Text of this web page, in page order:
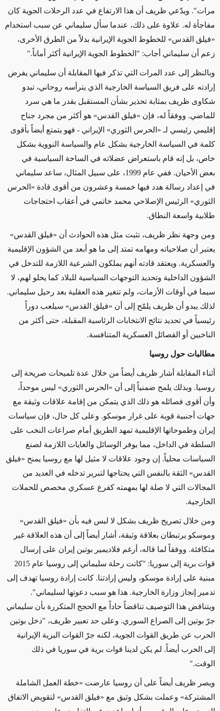
مرات". ويدّعي ظريف أن هذا الارتفاع في عدد الرحلات الجوية كان
مفاجأة له. علاوة على ذلك، عندما سأل سليماني عن سبب استخدام
«فيلق القدس» للخطوط الجوية الإيرانية بدلاً من الطرق الأخرى،
زعم أن سليماني أجاب: "الخطوط الجوية الإيرانية أكثر أماناً."
وبالنظر إلى عدد المرات التي تذكر فيها المقابلة أن سليماني يفرض
إرادته على فريق السياسة الخارجية الذي يترأسه روحاني، تبدو
شكاوى ظريف بمثابة تحذير بشأن المستقبل بقدر ما هي سرد
للماضي. ووفقاً له، فإن «فيلق القدس» هو أكثر من مجرد جناح
إقليمي رئيسي لـ « الحرس الثوري» الإيراني - فهو يتمتع أيضاً بأقوى
كلمة في السياسة الخارجية بشكل عام والسياسة النووية بشكل
خاص، بل إنه قام باستعراض عضلاته في الساحة السياسية في
بعض الأحيان
. ففي عام 1999، على سبيل المثال، ساعد سليماني
في إعداد رسالة هدد فيها خمسة وعشرون من أقوى قادة « الحرس
الثوري» الرئيس الإصلاحي محمد خاتمي في أعقاب احتجاجات
طلابية واسعة النطاق.
ومن وجهة نظر ظريف، تثبت مثل هذه الحوادث أن «فيلق القدس»
يعتبر أن صلاحياته ومهامه تمتد إلى ما هو أبعد من الشؤون الإقليمية
والعسكرية. ويعتقد قادته أنهم يملكون الشرعية اللازمة للتدخل في
الشؤون الداخلية وتحديد التوجهات السياسية للبلاد كما يحلو لهم، لا
سيما في أوقات الأزمات، ولم تتغير هذه العقلية بعد رحيل سليماني.
لذلك يبدو أن ظريف يلمّح إلى أن «فيلق القدس» سيلعب دوراً
رئيسياً في تحديد نتائج الانتخابات الرئاسية المقبلة، حتى أكثر من
الناخبين أو الفصائل العسكرية المتنافسة.
مطالبات حول روسيا
أثناء المقابلة أشار ظريف أيضاً من خلال عدة تلميحات صريحة إلى
روسيا. وبذلك يلمح ضمنياً إلى أن « الحرس الثوري» ليس موحداً،
وأن أقوى فصائله هو ذلك الذي يتمكن من إقامة علاقات وثيقة مع
جهات أجنبية قوية على غرار موسكو. وعلى كل حال، فإن سياسات
إيران وطموحاتها الإقليمية تمهد الطريق أمام صراعات النخب على
السلطة في الداخل، مما يوفر الوسائل والغايات اللازمة لصنع
السياسات محلياً. إن وجود علاقات لا مثيل لها مع روسيا يمنح «فيلق
القدس» الثقة بالنفس التي يحتاجها لتبرير تدخله في العديد من
المجالات التي لا صلة لها بمهمته كفرع عسكري مخصص للحملات
الخارجية.
ومن خلال تصريح ظريف بشكل لا لبس فيه بأن «فيلق القدس»
وموسكو يرتبطان بعلاقة وثيقة، أشار
أيضاً إلى أن هذه العلاقة غير
متكافئة. ووفقاً لما قاله، أرغم فلاديمير بوتين إيران على إرسال
قوات برية إلى سوريا: "كانت رحلة سليماني إلى روسيا عام 2015
مبنية على إرادة موسكو، وليس إرادتنا. كانت إرادة روسيا تهدف إلى
تدمير إنجاز وزارة الخارجية. هذا هو سبب دعوتها لسليماني".
ويتناقض هذا التوصيف تناقضاً حاداً مع الحجج المتكررة بأن سليماني
جرّ بوتين إلى الصراع السوري. وعلى حد تعبير ظريف، "دخل بوتين
الحرب عن طريق القوات الجوية، لكنه جرّ القوات البرية الإيرانية
إلى الحرب أيضاً. لم يكن لدينا قوات برية في سوريا في ذلك
الوقت."
ويصر ظريف أيضاً على أن روسيا عارضت «خطة العمل الشاملة
المشتركة» وعملت بشكل وثيق مع «فيلق القدس» لتقويض الاتفاق